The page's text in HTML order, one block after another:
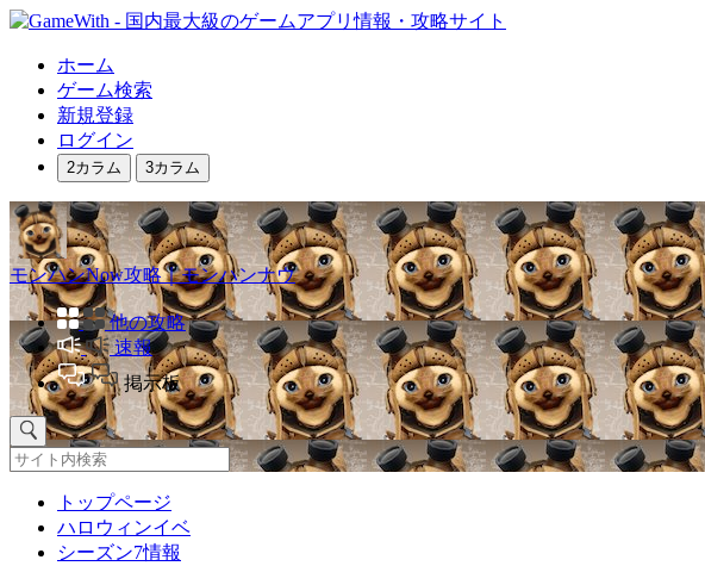
ホーム
ゲーム検索
新規登録
ログイン
2カラム 3カラム
モンハンNow攻略｜モンハンナウ
他の攻略
速報
掲示板
トップページ
ハロウィンイベ
シーズン7情報